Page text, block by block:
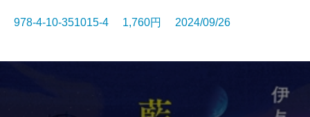
978-4-10-351015-4 1,760円 2024/09/26